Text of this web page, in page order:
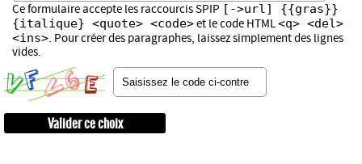
Ce formulaire accepte les raccourcis SPIP [->url] {{gras}}
{italique} <quote> <code>et le code HTML<q> <del>
<ins>. Pour créer des paragraphes, laissez simplement des lignes
vides.